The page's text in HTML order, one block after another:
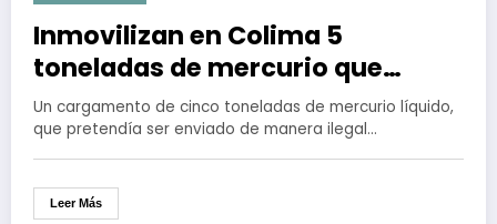
Inmovilizan en Colima 5
toneladas de mercurio que
pretendían exportar ilegalmente
a Bolivia
Un cargamento de cinco toneladas de mercurio líquido,
que pretendía ser enviado de manera ilegal…
Leer Más